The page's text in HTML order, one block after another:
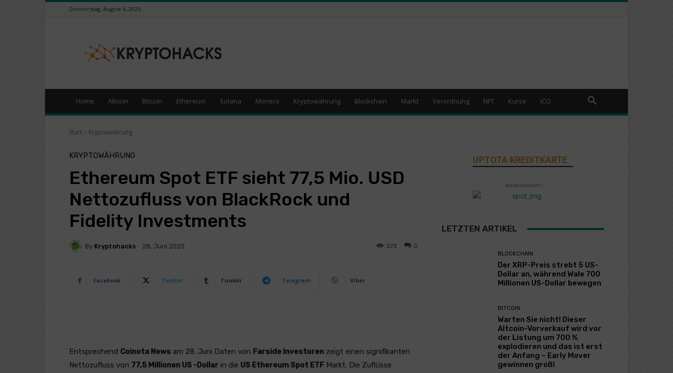
Donnerstag, August 6, 2026
–
Kryptowährungen
News
Portal
Home Altcoin Bitcoin Ethereum Solana Monero Kryptowährung Blockchain Markt Verordnung NFT Kurse ICO
Start Kryptowährung
KRYPTOWÄHRUNG
Ethereum Spot ETF sieht 77,5 Mio. USD
Nettozufluss von BlackRock und
Fidelity Investments
By Kryptohacks 28. Juni 2025 0
373
Facebook Twitter Tumblr Telegram Viber
Entsprechend Coinota News am 28. Juni Daten von Farside Investoren zeigt einen signifikanten
Nettozufluss von 77,5 Millionen US -Dollar in die US Ethereum Spot ETF Markt. Die Zuflüsse
UPTOTA KREDITKARTE
- Advertisement -
LETZTEN ARTIKEL
BLOCKCHAIN
Der XRP-Preis strebt 5 US-
Dollar an, während Wale 700
Millionen US-Dollar bewegen
BITCOIN
Warten Sie nicht! Dieser
Altcoin-Vorverkauf wird vor
der Listung um 700 %
explodieren und das ist erst
der Anfang – Early Mover
gewinnen groß!